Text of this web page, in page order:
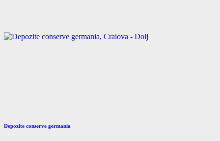
Depozite conserve germania